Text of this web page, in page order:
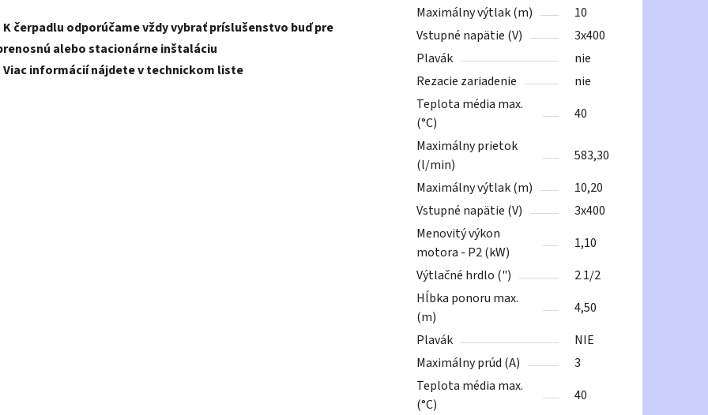
K čerpadlu odporúčame vždy vybrať príslušenstvo buď pre
alebo stacionárne inštaláciu
Viac informácií nájdete v technickom liste
Maximálny výtlak (m)
10
Vstupné napätie (V)
3x400
Plavák
nie
Rezacie zariadenie
nie
Teplota média max.
(°C)
40
Maximálny prietok
(l/min)
583,30
Maximálny výtlak (m)
10,20
Vstupné napätie (V)
3x400
Menovitý výkon
motora - P2 (kW)
1,10
Výtlačné hrdlo (")
2 1/2
Hĺbka ponoru max.
(m)
4,50
Plavák
NIE
Maximálny prúd (A)
3
Teplota média max.
(°C)
40